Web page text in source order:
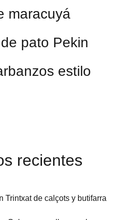
maracuyá
pato Pekin
estilo
recientes
Trintxat de calçots y butifarra